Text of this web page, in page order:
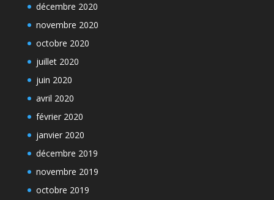
décembre 2020
novembre 2020
octobre 2020
juillet 2020
juin 2020
avril 2020
février 2020
janvier 2020
décembre 2019
novembre 2019
octobre 2019